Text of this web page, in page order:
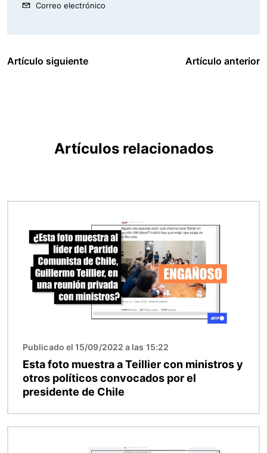
Correo electrónico
Artículo siguiente Artículo anterior
Artículos relacionados
Publicado el 15/09/2022 a las 15:22
Esta foto muestra a Teillier con ministros y
otros políticos convocados por el
presidente de Chile